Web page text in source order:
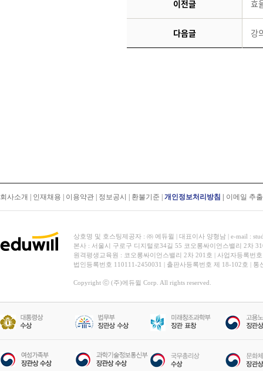
이전글 효
다음글 강
회사소개 인재채용 이용약관 정보공시 환불기준 개인정보처리방침 이메일 추
상호명 및 호스팅제공자 : ㈜ 에듀윌 | 대표이사 양형남 | e-mail :
본사 : 서울시 구로구 디지털로34길 55 코오롱싸이언스밸리 2차
원격평생교육원 : 코오롱싸이언스밸리 2차 201호 | 사업자등록번
법인등록번호 110111-2450031 | 출판사등록번호 제 18-102호 |
Copyright ⓒ (주)에듀윌 Corp. All rights reserved.